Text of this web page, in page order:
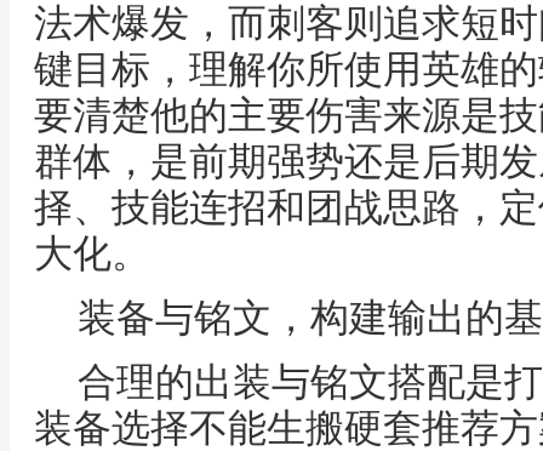
法术爆发，而刺客则追求短
键目标，理解你所使用英雄
要清楚他的主要伤害来源是
群体，是前期强势还是后期
择、技能连招和团战思路，
大化。
装备与铭文，构建输出的
合理的出装与铭文搭配是
装备选择不能生搬硬套推荐